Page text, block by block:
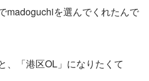
madoguchiを選んでくれたんで
、「港区OL」になりたくて